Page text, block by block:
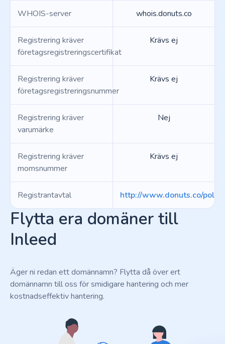
WHOIS-server whois.donuts.co
Registrering kräver
företagsregistreringscertifikat
Krävs ej
Registrering kräver
företagsregistreringsnummer
Krävs ej
Registrering kräver
varumärke
Nej
Registrering kräver
momsnummer
Krävs ej
Registrantavtal http://www.donuts.co/
Flytta era domäner till
Inleed
Äger ni redan ett domännamn? Flytta då över ert
domännamn till oss för smidigare hantering och mer
kostnadseffektiv hantering.